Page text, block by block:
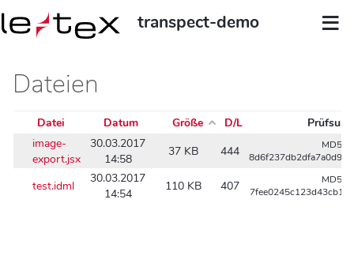
transpect-demo
Dateien
Datei Datum Größe D/L
image-
export.jsx
30.03.2017
14:58
37 KB 444
MD5:
test.idml
30.03.2017
14:54
110 KB 407
MD5: